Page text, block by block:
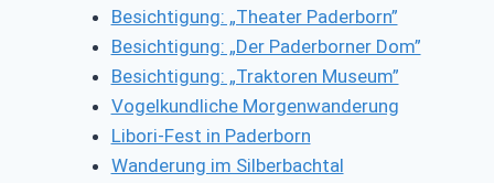
Besichtigung: „Theater Paderborn”
Besichtigung: „Der Paderborner Dom”
Besichtigung: „Traktoren Museum”
Vogelkundliche Morgenwanderung
Libori-Fest in Paderborn
Wanderung im Silberbachtal